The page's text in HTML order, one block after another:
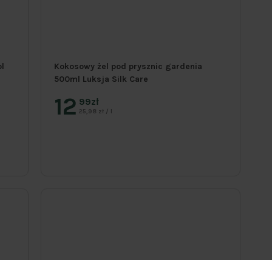
Kokosowy żel pod prysznic gardenia
500ml Luksja Silk Care
12 99zł
25,98 zł / l